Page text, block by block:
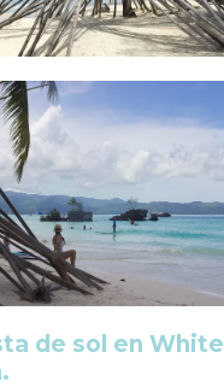
de sol en White